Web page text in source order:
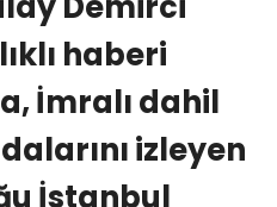
haberi
İmralı dahil
izleyen
İstanbul